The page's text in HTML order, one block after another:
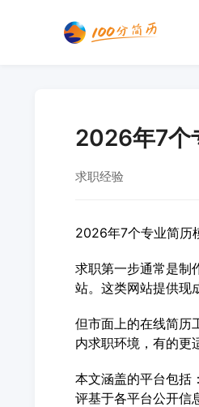
2026年7个
求职经验
2026年7个专业简历
求职第一步通常是制
站。这类网站提供现
但市面上的在线简历
内求职环境，有的更
本文涵盖的平台包括
评基于各平台公开信